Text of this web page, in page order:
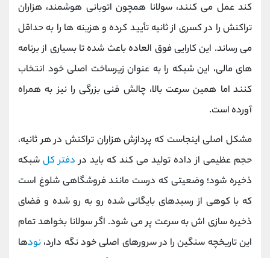
کند عمل می کنند، سولانا همچون اتوبانی هوشمند، هزاران
تراکنش را در کسری از ثانیه تأیید کرده و هزینه ‌ها را به حداقل
می‌ رساند. این کارایی فوق ‌العاده باعث شده تا بسیاری از برنامه‌
های مالی، این شبکه را به عنوان زیرساخت اصلی خود انتخاب
کنند اما همین سرعت بالا، چالش فنی بزرگی را نیز به همراه
آورده است.
مشکل اصلی اینجاست که پردازش هزاران تراکنش در هر ثانیه،
حجم عظیمی از داده تولید می ‌کند که باید دردفتر کل شبکه
ذخیره شود؛ وضعیتی که درست مانند فروشگاهی شلوغ است
که با کوهی از رسیدهای بایگانی ‌شده رو به ‌رو شده و فضای
ذخیره ‌سازی ‌اش به سرعت پر می ‌شود. اگر سولانا بخواهد تمام
این تاریخچه سنگین را در سرورهای اصلی خود نگه دارد، نودها